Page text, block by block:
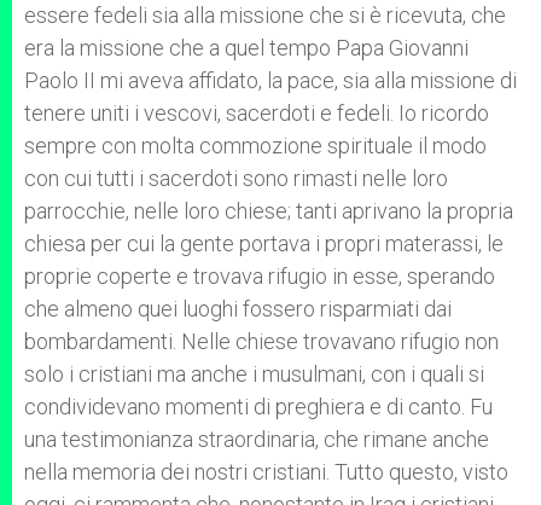
essere fedeli sia alla missione che si è ricevuta, che
era la missione che a quel tempo Papa Giovanni
Paolo II mi aveva affidato, la pace, sia alla missione di
tenere uniti i vescovi, sacerdoti e fedeli. Io ricordo
sempre con molta commozione spirituale il modo
con cui tutti i sacerdoti sono rimasti nelle loro
parrocchie, nelle loro chiese; tanti aprivano la propria
chiesa per cui la gente portava i propri materassi, le
proprie coperte e trovava rifugio in esse, sperando
che almeno quei luoghi fossero risparmiati dai
bombardamenti. Nelle chiese trovavano rifugio non
solo i cristiani ma anche i musulmani, con i quali si
condividevano momenti di preghiera e di canto. Fu
una testimonianza straordinaria, che rimane anche
nella memoria dei nostri cristiani. Tutto questo, visto